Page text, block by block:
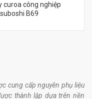
curoa công nghiệp
B69
cung cấp nguyên phụ liệu
thành lập dựa trên nền